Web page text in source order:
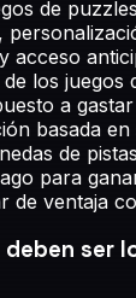
de
acceso
los juegos
a
basada
de
para
de ventaja
ser